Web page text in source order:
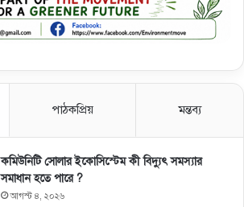
পাঠকপ্রিয় মন্তব্য
কমিউনিটি সোলার ইকোসিস্টেম কী বিদ্যুৎ সমস্যার
সমাধান হতে পারে ?
আগস্ট ৪, ২০২৬